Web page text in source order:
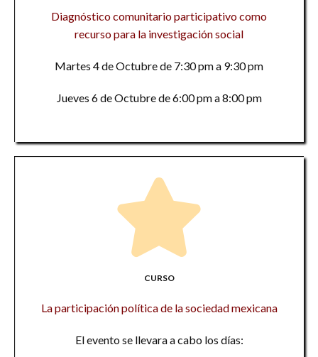
Diagnóstico comunitario participativo como
recurso para la investigación social
Martes 4 de Octubre de 7:30 pm a 9:30 pm
Jueves 6 de Octubre de 6:00 pm a 8:00 pm
CURSO
La participación política de la sociedad mexicana
El evento se llevara a cabo los días: